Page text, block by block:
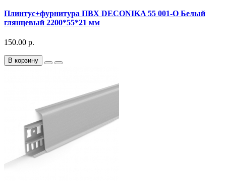
Плинтус+фурнитура ПВХ DECONIKA 55 001-О Белый
глянцевый 2200*55*21 мм
150.00 р.
В корзину